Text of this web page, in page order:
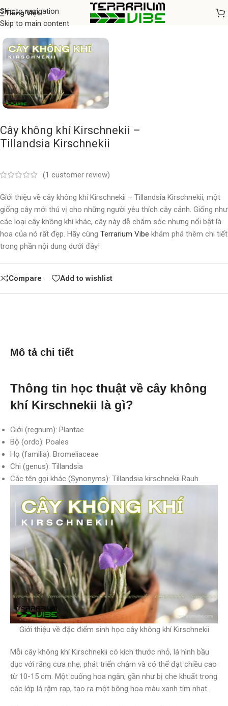
Skip to navigation
Skip to main content
Tiếng Việt
Home/Cây thủy sinh
Cây không khí Kirschnekii –
Tillandsia Kirschnekii
(1 customer review)
Giới thiệu về cây không khí Kirschnekii – Tillandsia Kirschnekii, một
giống cây mới thú vị cho những người yêu thích cây cảnh. Giống như
các loại cây không khí khác, cây này dễ chăm sóc nhưng nổi bật là
hoa của nó rất đẹp. Hãy cùng Terrarium Vibe khám phá thêm chi tiết
trong phần nội dung dưới đây!
Compare Add to wishlist
Mô tả chi tiết
Thông tin học thuật về cây không
khí Kirschnekii là gì?
Giới (regnum): Plantae
Bộ (ordo): Poales
Họ (familia): Bromeliaceae
Chi (genus): Tillandsia
Các tên gọi khác (Synonyms): Tillandsia kirschnekii Rauh
Giới thiệu về đặc điểm sinh học cây không khí Kirschnekii
Mỗi cây không khí Kirschnekii có kích thước nhỏ, lá hình bầu
dục với răng cưa nhẹ, phát triển chậm và có thể đạt chiều cao
từ 10-15 cm. Một cuống hoa ngắn, gần như bị che khuất trong
các lớp lá rậm rạp, tạo ra một bông hoa màu xanh tím nhạt.